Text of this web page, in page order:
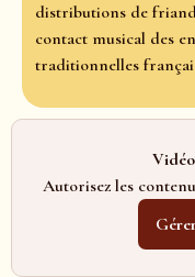
distributions de
contact musical des
traditionnelles
Autorisez les